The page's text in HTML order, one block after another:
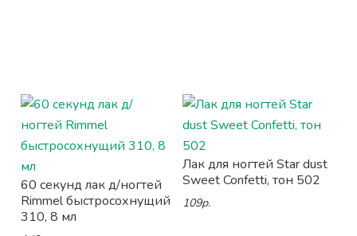
60 секунд лак д/ногтей
Rimmel быстросохнущий
310, 8 мл
Лак для ногтей Star dust
Sweet Confetti, тон 502
109р.